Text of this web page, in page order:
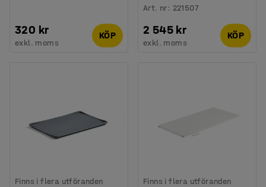
320 kr
exkl. moms
KÖP
Art. nr: 221507
2 545 kr
exkl. moms
KÖP
Finns i flera utföranden Finns i flera utföranden